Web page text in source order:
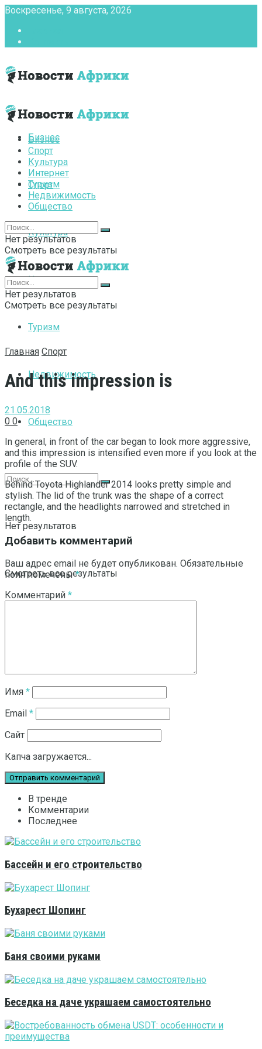
Воскресенье, 9 августа, 2026
Бизнес
Спорт
Культура
Интернет
Туризм
Недвижимость
Общество
Нет результатов
Смотреть все результаты
Бизнес
Спорт
Культура
Интернет
Туризм
Недвижимость
Общество
Нет результатов
Смотреть все результаты
Нет результатов
Смотреть все результаты
Главная Спорт
And this impression is
21.05.2018
0 0
In general, in front of the car began to look more aggressive,
and this impression is intensified even more if you look at the
profile of the SUV.
Behind Toyota Highlander 2014 looks pretty simple and
stylish. The lid of the trunk was the shape of a correct
rectangle, and the headlights narrowed and stretched in
length.
Добавить комментарий
Ваш адрес email не будет опубликован. Обязательные
поля помечены*
Комментарий *
Имя *
Email *
Сайт
Капча загружается...
В тренде
Комментарии
Последнее
Бассейн и его строительство
Бухарест Шопинг
Баня своими руками
Беседка на даче украшаем самостоятельно